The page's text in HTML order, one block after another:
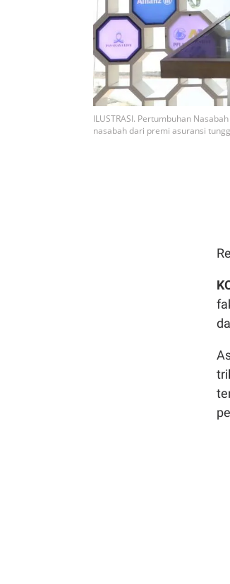
ILUSTRASI. Pertumbuhan
nasabah dari premi asuransi